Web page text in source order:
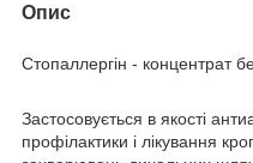
Опис
Стопаллергін - концентрат
Застосовується в якості
профілактики і лікування